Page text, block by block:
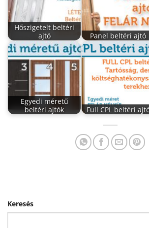
Keresés
Hőszigetelt beltéri
ajtó
Panel beltéri ajtó
Egyedi méretű
beltéri ajtók
Full CPL beltéri